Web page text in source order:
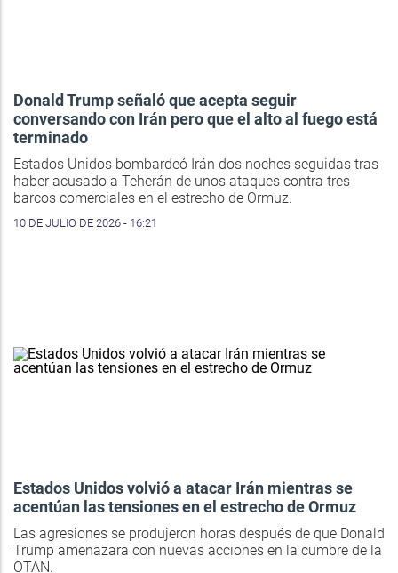
Donald Trump señaló que acepta seguir
conversando con Irán pero que el alto al fuego está
terminado
Estados Unidos bombardeó Irán dos noches seguidas tras
haber acusado a Teherán de unos ataques contra tres
barcos comerciales en el estrecho de Ormuz.
10 DE JULIO DE 2026 - 16:21
Estados Unidos volvió a atacar Irán mientras se
acentúan las tensiones en el estrecho de Ormuz
Las agresiones se produjeron horas después de que Donald
Trump amenazara con nuevas acciones en la cumbre de la
OTAN.